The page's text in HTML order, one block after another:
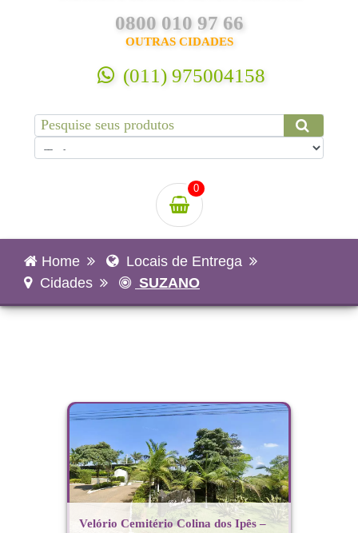
0800 010 97 66
OUTRAS CIDADES
(011) 975004158
0
Home
Locais de Entrega
Cidades
SUZANO
Velório Cemitério Colina dos Ipês –